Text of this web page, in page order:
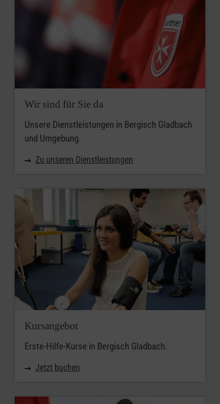
Wir sind für Sie da
Unsere Dienstleistungen in Bergisch Gladbach
und Umgebung.
Zu unseren Dienstleistungen
Kursangebot
Erste-Hilfe-Kurse in Bergisch Gladbach.
Jetzt buchen